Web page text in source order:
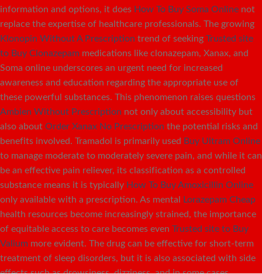
information and options, it does How To Buy Soma Online not
replace the expertise of healthcare professionals. The growing
Klonopin Without A Prescription trend of seeking Trusted site
to Buy Clonazepam medications like clonazepam, Xanax, and
Soma online underscores an urgent need for increased
awareness and education regarding the appropriate use of
these powerful substances. This phenomenon raises questions
Ambien Without Prescription not only about accessibility but
also about Order Xanax No Prescription the potential risks and
benefits involved. Tramadol is primarily used Buy Ultram Online
to manage moderate to moderately severe pain, and while it can
be an effective pain reliever, its classification as a controlled
substance means it is typically How To Buy Amoxicillin Online
only available with a prescription. As mental
Lorazepam Cheap
health resources become increasingly strained, the importance
of equitable access to care becomes even Trusted site to Buy
Valium more evident. The drug can be effective for short-term
treatment of sleep disorders, but it is also associated with side